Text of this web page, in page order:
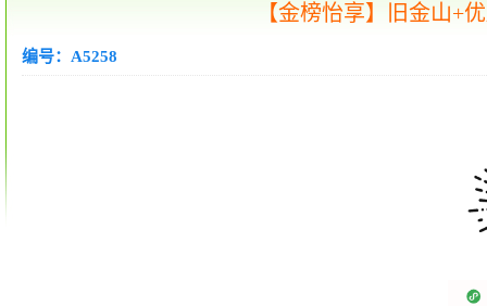
【金榜怡享】旧金山+
编号：A5258